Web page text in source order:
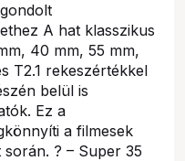
A hat klasszikus
40 mm, 55 mm,
T2.1 rekeszértékkel
belül is
Ez a
a filmesek
? – Super 35